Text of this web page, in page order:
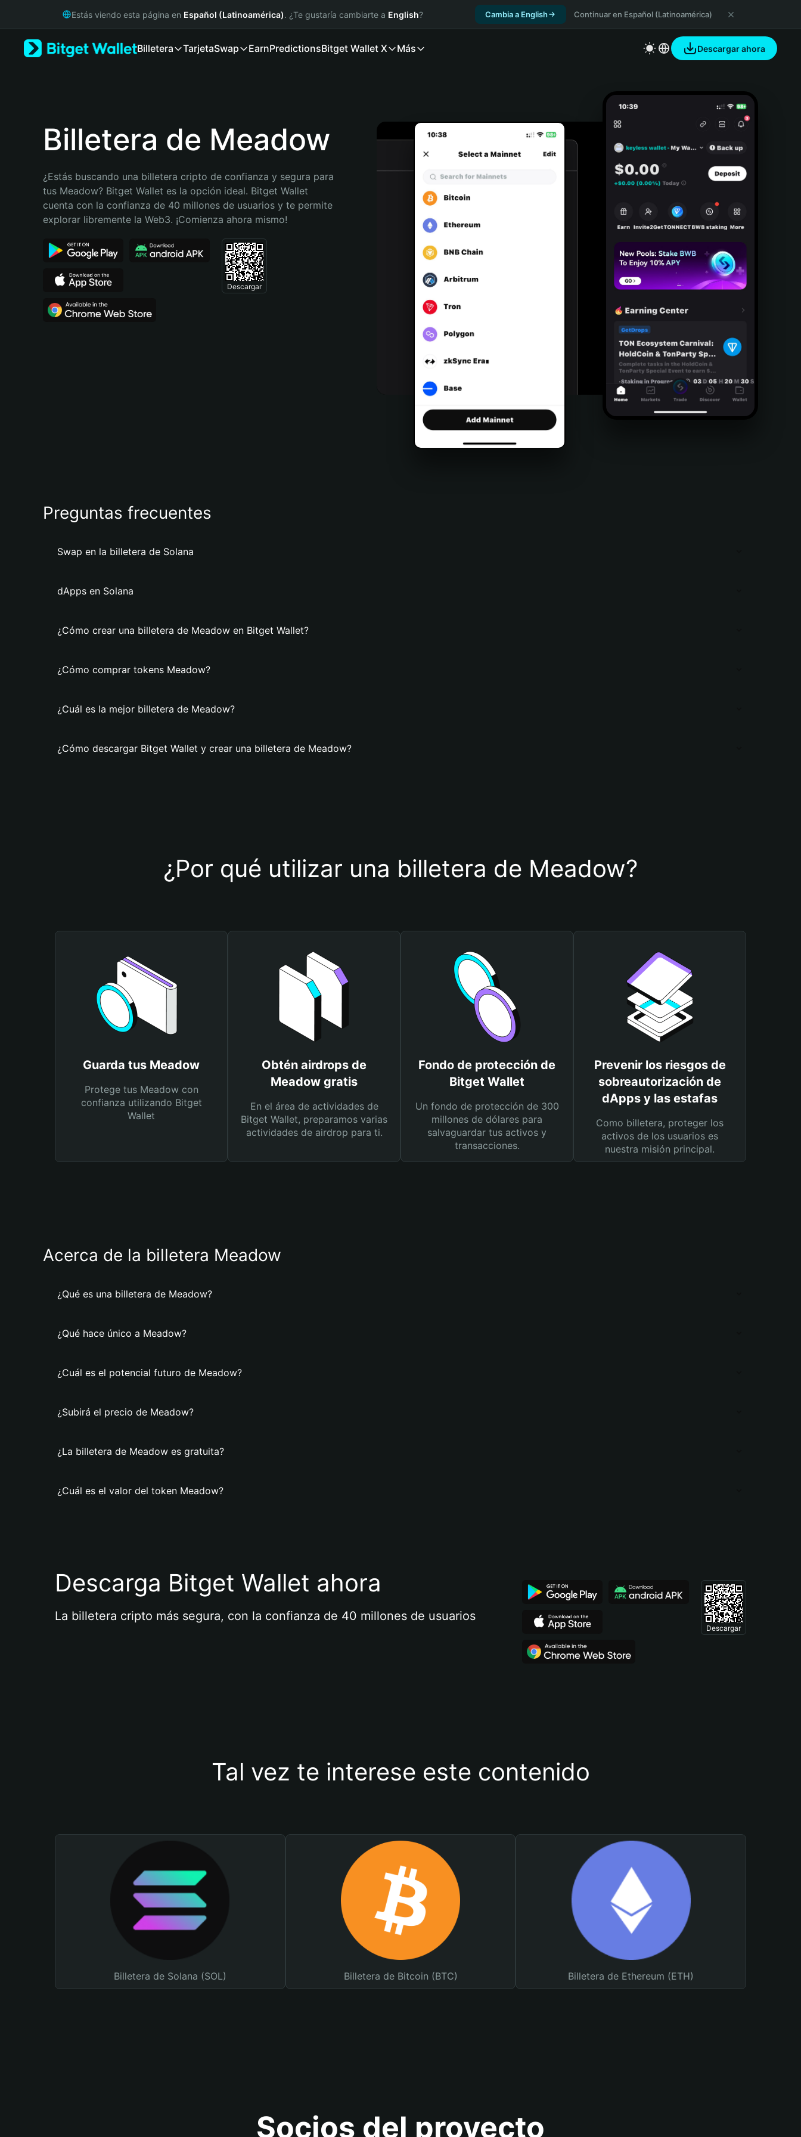
Русский
Bahasa Indonesia
Português (Brasil)
Estás viendo esta página en Español (Latinoamérica). ¿Te gustaría cambiarte a English? Cambia a English Continuar en Español (Latinoamérica)
Billetera TarjetaSwap EarnPredictionsBitget Wallet X Más Descargar ahora
Billetera de Meadow
¿Estás buscando una billetera cripto de confianza y segura para
tus Meadow? Bitget Wallet es la opción ideal. Bitget Wallet
cuenta con la confianza de 40 millones de usuarios y te permite
explorar libremente la Web3. ¡Comienza ahora mismo!
Descargar
Preguntas frecuentes
Swap en la billetera de Solana
dApps en Solana
¿Cómo crear una billetera de Meadow en Bitget Wallet?
¿Cómo comprar tokens Meadow?
¿Cuál es la mejor billetera de Meadow?
¿Cómo descargar Bitget Wallet y crear una billetera de Meadow?
¿Por qué utilizar una billetera de Meadow?
Guarda tus Meadow
Protege tus Meadow con
confianza utilizando Bitget
Wallet
Obtén airdrops de
Meadow gratis
En el área de actividades de
Bitget Wallet, preparamos varias
actividades de airdrop para ti.
Fondo de protección de
Bitget Wallet
Un fondo de protección de 300
millones de dólares para
salvaguardar tus activos y
transacciones.
Prevenir los riesgos de
sobreautorización de
dApps y las estafas
Como billetera, proteger los
activos de los usuarios es
nuestra misión principal.
Acerca de la billetera Meadow
¿Qué es una billetera de Meadow?
¿Qué hace único a Meadow?
¿Cuál es el potencial futuro de Meadow?
¿Subirá el precio de Meadow?
¿La billetera de Meadow es gratuita?
¿Cuál es el valor del token Meadow?
Descarga Bitget Wallet ahora
La billetera cripto más segura, con la confianza de 40 millones de usuarios
Descargar
Tal vez te interese este contenido
Billetera de Solana (SOL) Billetera de Bitcoin (BTC) Billetera de Ethereum (ETH)
Socios del proyecto